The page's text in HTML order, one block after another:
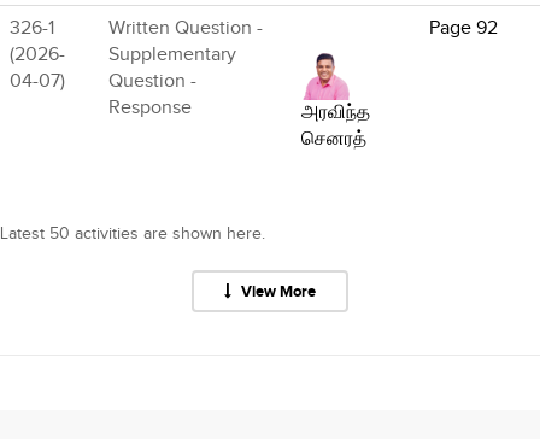
326-1
(2026-
04-07)
Written Question -
Supplementary
Question -
Response
அரவிந்த
செனரத்
Page 92
Latest 50 activities are shown here.
View More